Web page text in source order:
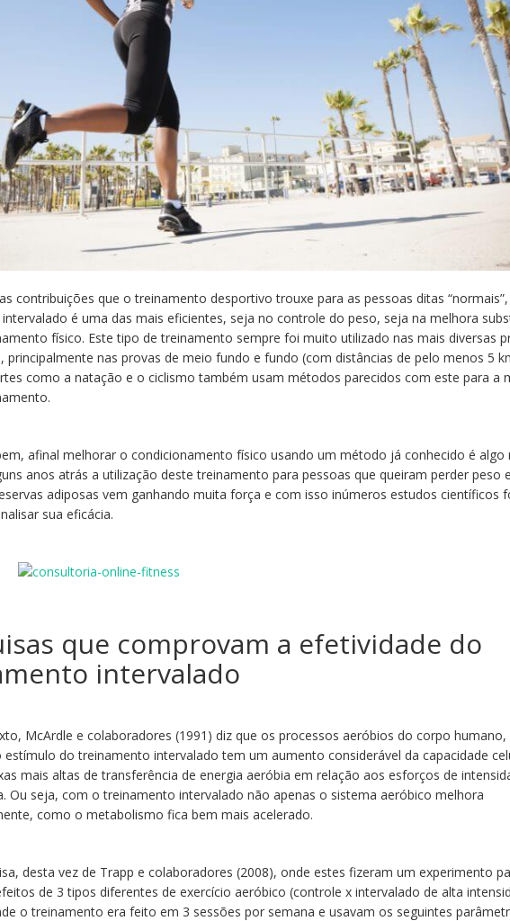
contribuições que o treinamento desportivo trouxe para as pessoas ditas
é uma das mais eficientes, seja no controle do peso, seja na melhora
físico. Este tipo de treinamento sempre foi muito utilizado nas mais diversas
principalmente nas provas de meio fundo e fundo (com distâncias de pelo menos 5
como a natação e o ciclismo também usam métodos parecidos com este para a
afinal melhorar o condicionamento físico usando um método já conhecido é algo
anos atrás a utilização deste treinamento para pessoas que queiram perder peso e
adiposas vem ganhando muita força e com isso inúmeros estudos científicos
sua eficácia.
que comprovam a efetividade do
intervalado
McArdle e colaboradores (1991) diz que os processos aeróbios do corpo humano,
estímulo do treinamento intervalado tem um aumento considerável da capacidade
mais altas de transferência de energia aeróbia em relação aos esforços de
Ou seja, com o treinamento intervalado não apenas o sistema aeróbico melhora
como o metabolismo fica bem mais acelerado.
desta vez de Trapp e colaboradores (2008), onde estes fizeram um experimento
de 3 tipos diferentes de exercício aeróbico (controle x intervalado de alta
o treinamento era feito em 3 sessões por semana e usavam os seguintes